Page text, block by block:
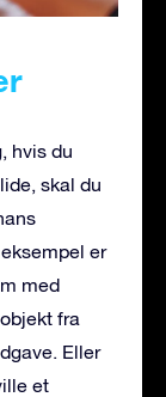
hvis du
skal du
er
med
fra
Eller
et